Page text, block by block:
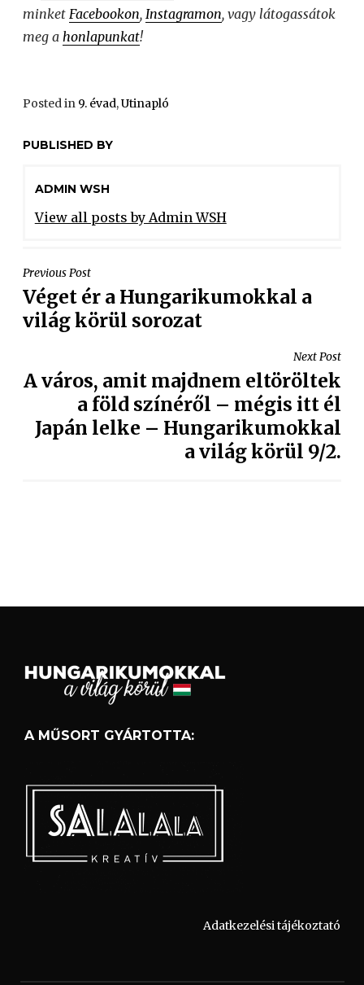
minket Facebookon, Instagramon, vagy látogassátok
meg a honlapunkat!
Posted in 9. évad,Utinapló
PUBLISHED BY
ADMIN WSH
View all posts by Admin WSH
Previous Post
Véget ér a Hungarikumokkal a
világ körül sorozat
Next Post
A város, amit majdnem eltöröltek
a föld színéről – mégis itt él
Japán lelke – Hungarikumokkal
a világ körül 9/2.
A MŰSORT GYÁRTOTTA:
Adatkezelési tájékoztató